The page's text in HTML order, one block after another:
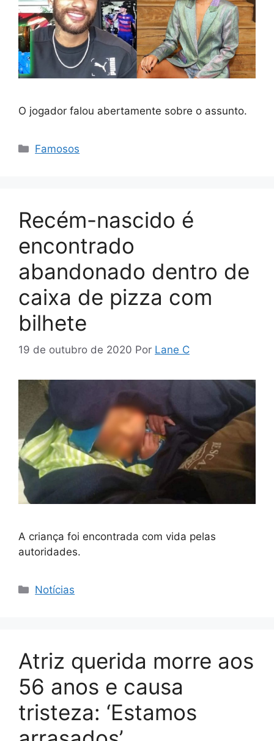
O jogador falou abertamente sobre o assunto.
Categorias
Famosos
Recém-nascido é
encontrado
abandonado dentro de
caixa de pizza com
bilhete
19 de outubro de 2020 Por Lane C
A criança foi encontrada com vida pelas
autoridades.
Categorias
Notícias
Atriz querida morre aos
56 anos e causa
tristeza: ‘Estamos